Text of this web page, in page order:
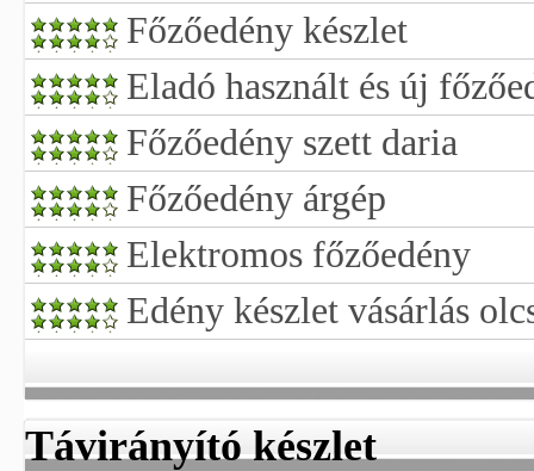
Főzőedény készlet
Eladó használt és új
Főzőedény szett daria
Főzőedény árgép
Elektromos főzőedény
Edény készlet vásárlás
Távirányító készlet